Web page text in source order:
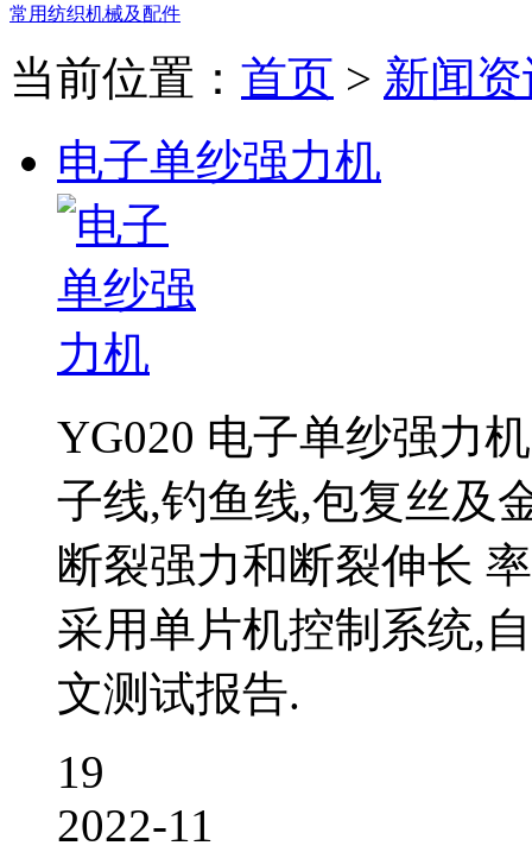
常用纺织机械及配件
当前位置： 首页 > 新闻
电子单纱强力机
YG020 电子单纱强力
子线,钓鱼线,包复丝及
断裂强力和断裂伸长
采用单片机控制系统,
文测试报告.
19
2022-11